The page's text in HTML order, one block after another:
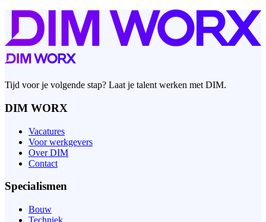
Tijd voor je volgende stap? Laat je talent werken met DIM.
DIM WORX
Vacatures
Voor werkgevers
Over DIM
Contact
Specialismen
Bouw